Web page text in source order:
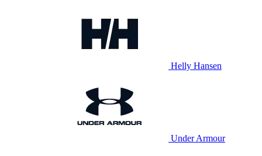
Helly Hansen
Under Armour